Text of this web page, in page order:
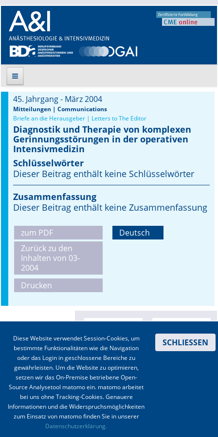
Suche
Aktuelle Ausgabe
Leitlinien
Archiv
Supplements
Supplements OrphanAnesthesia
Online First
A&I English
Mediadaten
Bestell-Service
Stellenmarkt
Kongresskalender
45. Jahrgang - März 2004
Mitteilungen | Communications
Briefe an die Herausgeber | Letters to The Editor
Diagnostik und Therapie von komplexen
Gerinnungsstörungen in der operativen
Intensivmedizin
Schlüsselwörter
Dieser Beitrag enthält keine Schlüsselwörter
Zusammenfassung
Dieser Beitrag enthält keine Zusammenfassung
zum PDF
Zurück zu den
Inhalten von 03-
2004
Drucken
Deutsch
Impressum Datenschutz
Diese Website verwendet Session-Cookies, um
bestimmte Funktionalitäten wie die Navigation
oder das Login in geschlossene Bereiche zu
gewährleisten. Um die Website zu optimieren,
setzen wir das On-Premise betriebene Open-
Source Analysetool matomo ein. matomo arbeitet
bei uns ohne Tracking-Cookies. Genauere
Informationen und die Widerspruchsmöglichkeiten
zum Einsatz von matomo finden Sie in unserer
Datenschutzerklärung.
SCHLIESSEN